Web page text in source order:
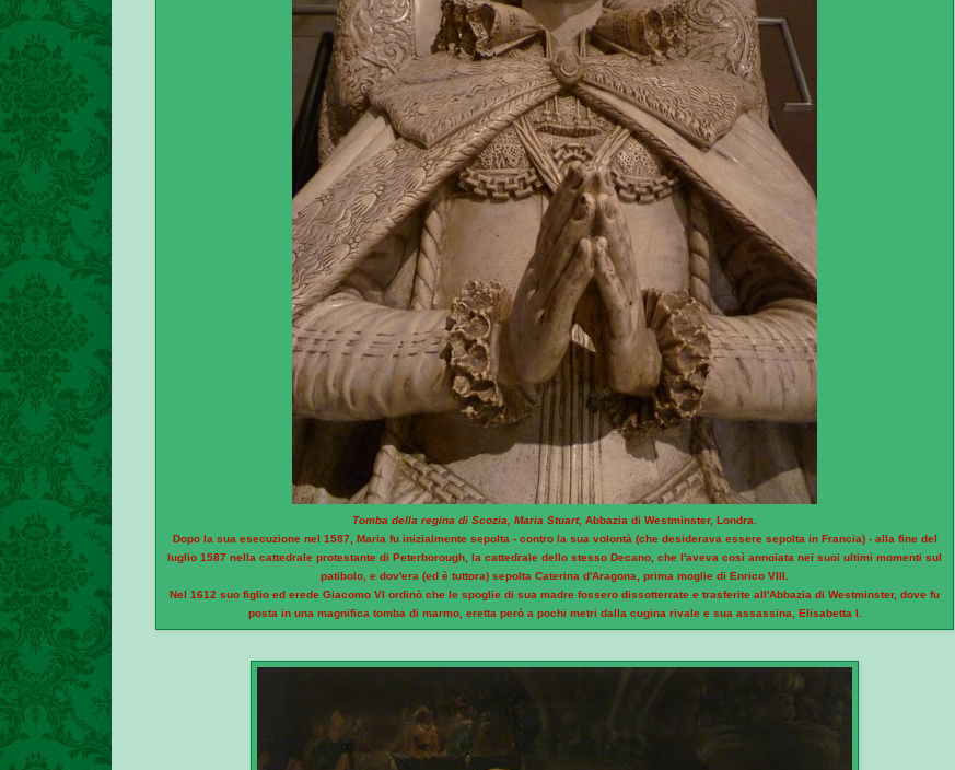
Tomba della regina di Scozia, Maria Stuart, Abbazia di Westminster, Londra.
Dopo la sua esecuzione nel 1587, Maria fu inizialmente sepolta - contro la sua volontà (che desiderava essere sepolta in Francia) - alla fine del
luglio 1587 nella cattedrale protestante di Peterborough, la cattedrale dello stesso Decano, che l'aveva così annoiata nei suoi ultimi momenti sul
patibolo, e dov'era (ed è tuttora) sepolta Caterina d'Aragona, prima moglie di Enrico VIII.
Nel 1612 suo figlio ed erede Giacomo VI ordinò che le spoglie di sua madre fossero dissotterrate e trasferite all'Abbazia di Westminster, dove fu
posta in una magnifica tomba di marmo, eretta però a pochi metri dalla cugina rivale e sua assassina, Elisabetta I.